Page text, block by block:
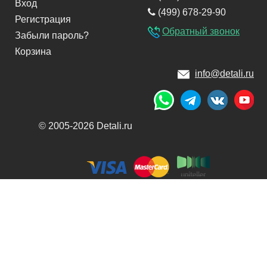
Вход
Регистрация
Забыли пароль?
Корзина
(499) 678-29-90
Обратный звонок
info@detali.ru
© 2005-2026 Detali.ru